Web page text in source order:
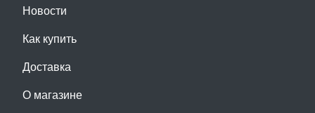
Новости
Как купить
Доставка
О магазине